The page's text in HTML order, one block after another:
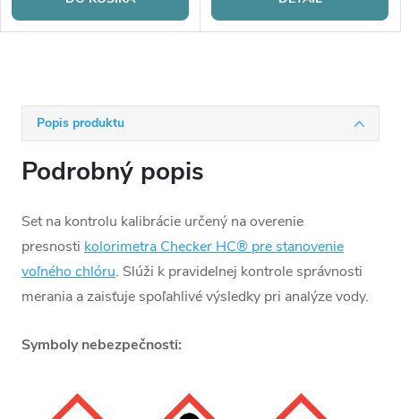
Popis produktu
Podrobný popis
Set na kontrolu kalibrácie určený na overenie
presnosti kolorimetra Checker HC® pre stanovenie
voľného chlóru. Slúži k pravidelnej kontrole správnosti
merania a zaisťuje spoľahlivé výsledky pri analýze vody.
Symboly nebezpečnosti: